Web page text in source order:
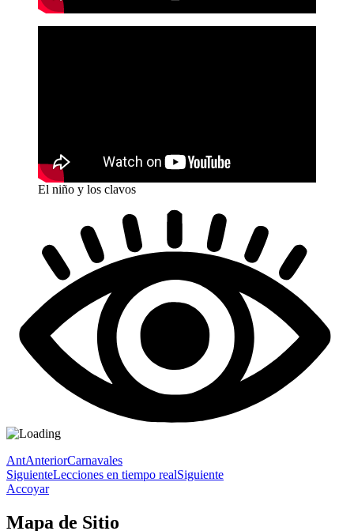
El niño y los clavos
AntAnteriorCarnavales
SiguienteLecciones en tiempo realSiguiente
Accoyar
Mapa de Sitio